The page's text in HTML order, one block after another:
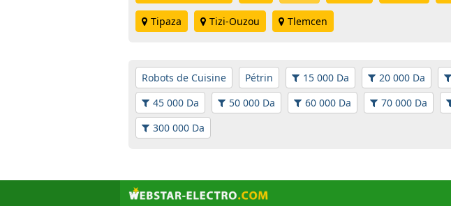
Tipaza Tizi-Ouzou Tlemcen
Robots de Cuisine Pétrin 15 000 Da 20 000 Da
45 000 Da
50 000 Da 60 000 Da 70 000 Da
300 000 Da